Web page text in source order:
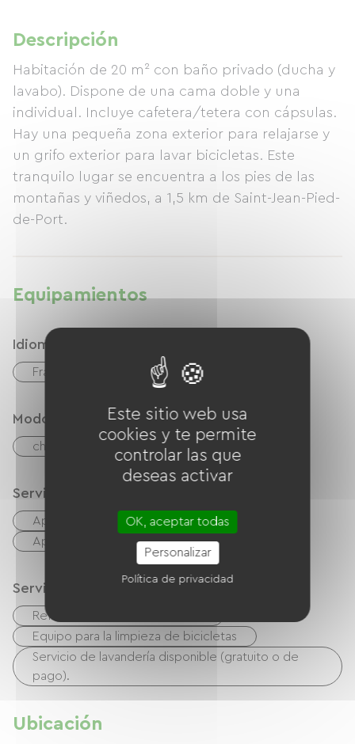
Descripción
Habitación de 20 m² con baño privado (ducha y
lavabo). Dispone de una cama doble y una
individual. Incluye cafetera/tetera con cápsulas.
Hay una pequeña zona exterior para relajarse y
un grifo exterior para lavar bicicletas. Este
tranquilo lugar se encuentra a los pies de las
montañas y viñedos, a 1,5 km de Saint-Jean-Pied-
de-Port.
Equipamientos
Idiomas
Français
Modos de paiement
cheques Transferencia
Servicios
Aparcamiento gratuito en el sitio
Aparcamiento gratuito en las inmediaciones.
Servicios de recepción de bicicletas
Refugio seguro para bicicletas
Equipo para la limpieza de bicicletas
Servicio de lavandería disponible (gratuito o de
pago).
Ubicación
Este sitio web usa
cookies y te permite
controlar las que
deseas activar
OK, aceptar todas
Personalizar
Política de privacidad